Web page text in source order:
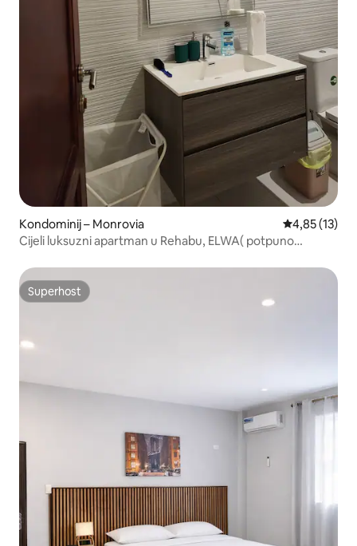
Kondominij – Monrovia Prosječna
4,85 (13)
Cijeli luksuzni apartman u Rehabu, ELWA( potpuno
Superhost
Superhost